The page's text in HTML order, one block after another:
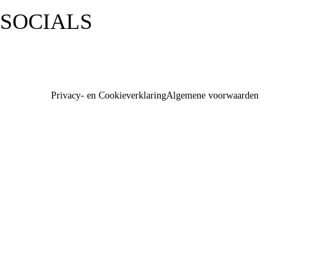
SOCIALS
Privacy- en CookieverklaringAlgemene voorwaarden